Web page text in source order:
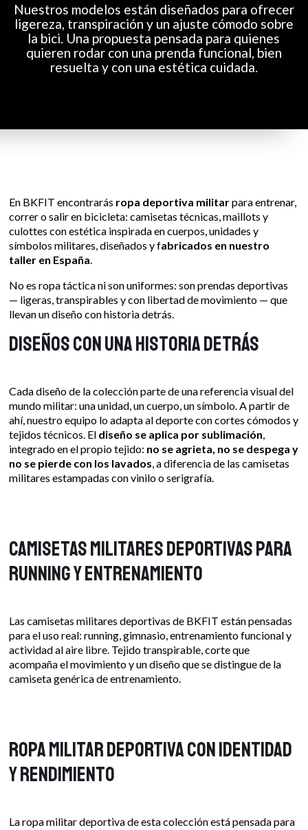
Nuestros modelos están diseñados para ofrecer
ligereza, transpiración y un ajuste cómodo sobre
la bici. Una propuesta pensada para quienes
quieren rodar con una prenda funcional, bien
resuelta y con una estética cuidada.
En BKFIT encontrarás ropa deportiva militarpara entrenar,
correr o salir en bicicleta: camisetas técnicas, maillots y
culottes con estética inspirada en cuerpos, unidades y
símbolos militares, diseñados y fabricados en nuestro
taller en España
No es ropa táctica ni son uniformes: son prendas deportivas
— ligeras, transpirables y con libertad de movimiento — que
llevan un diseño con historia detrás.
Diseños con una historia detrás
Cada diseño de la colección parte de una referencia visual del
mundo militar: una unidad, un cuerpo, un símbolo. A partir de
ahí, nuestro equipo lo adapta al deporte con cortes cómodos y
tejidos técnicos. El diseño se aplica por sublimación
integrado en el propio tejido: no se agrieta, no se despega y
no se pierde con los lavados , a diferencia de las camisetas
militares estampadas con vinilo o serigrafía.
Camisetas militares deportivas para
running y entrenamiento
Las camisetas militares deportivas de BKFIT están pensadas
para el uso real: running, gimnasio, entrenamiento funcional y
actividad al aire libre. Tejido transpirable, corte que
acompaña el movimiento y un diseño que se distingue de la
camiseta genérica de entrenamiento.
Ropa militar deportiva con identidad
y rendimiento
La ropa militar deportiva de esta colección está pensada para